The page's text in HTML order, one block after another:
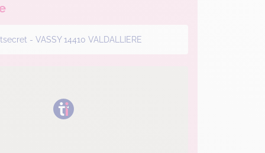
- VASSY 14410 VALDALLIERE